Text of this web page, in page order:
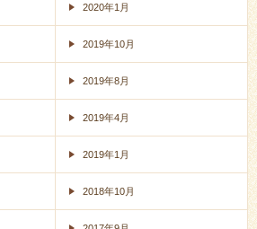
2020年1月
2019年10月
2019年8月
2019年4月
2019年1月
2018年10月